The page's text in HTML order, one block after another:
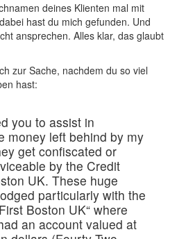
deines Klienten mal mit
hast du mich gefunden. Und
ansprechen. Alles klar, das glaubt
zur Sache, nachdem du so viel
hast:
you to assist in
money left behind by my
get confiscated or
by the Credit
UK. These huge
particularly with the
Boston UK“ where
an account valued at